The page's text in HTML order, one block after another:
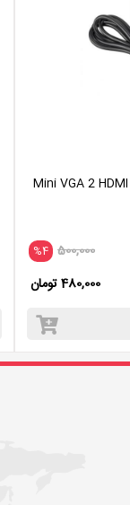
%4 500,000
480,000 تومان